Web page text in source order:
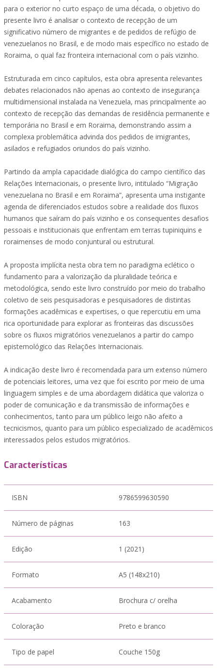
para o exterior no curto espaço de uma década, o objetivo do
presente livro é analisar o contexto de recepção de um
significativo número de migrantes e de pedidos de refúgio de
venezuelanos no Brasil, e de modo mais específico no estado de
Roraima, o qual faz fronteira internacional com o país vizinho.
Estruturada em cinco capítulos, esta obra apresenta relevantes
debates relacionados não apenas ao contexto de insegurança
multidimensional instalada na Venezuela, mas principalmente ao
contexto de recepção das demandas de residência permanente e
temporária no Brasil e em Roraima, demonstrando assim a
complexa problemática advinda dos pedidos de imigrantes,
asilados e refugiados oriundos do país vizinho.
Partindo da ampla capacidade dialógica do campo científico das
Relações Internacionais, o presente livro, intitulado “Migração
venezuelana no Brasil e em Roraima”, apresenta uma instigante
agenda de diferenciados estudos sobre a realidade dos fluxos
humanos que saíram do país vizinho e os consequentes desafios
pessoais e institucionais que enfrentam em terras tupiniquins e
roraimenses de modo conjuntural ou estrutural.
A proposta implícita nesta obra tem no paradigma eclético o
fundamento para a valorização da pluralidade teórica e
metodológica, sendo este livro construído por meio do trabalho
coletivo de seis pesquisadoras e pesquisadores de distintas
formações acadêmicas e expertises, o que repercutiu em uma
rica oportunidade para explorar as fronteiras das discussões
sobre os fluxos migratórios venezuelanos a partir do campo
epistemológico das Relações Internacionais.
A indicação deste livro é recomendada para um extenso número
de potenciais leitores, uma vez que foi escrito por meio de uma
linguagem simples e de uma abordagem didática que valoriza o
poder de comunicação e da transmissão de informações e
conhecimentos, tanto para um público leigo não afeito a
tecnicismos, quanto para um público especializado de acadêmicos
interessados pelos estudos migratórios.
Características
ISBN 9786599630590
Número de páginas 163
Edição 1 (2021)
Formato A5 (148x210)
Acabamento Brochura c/ orelha
Coloração Preto e branco
Tipo de papel Couche 150g